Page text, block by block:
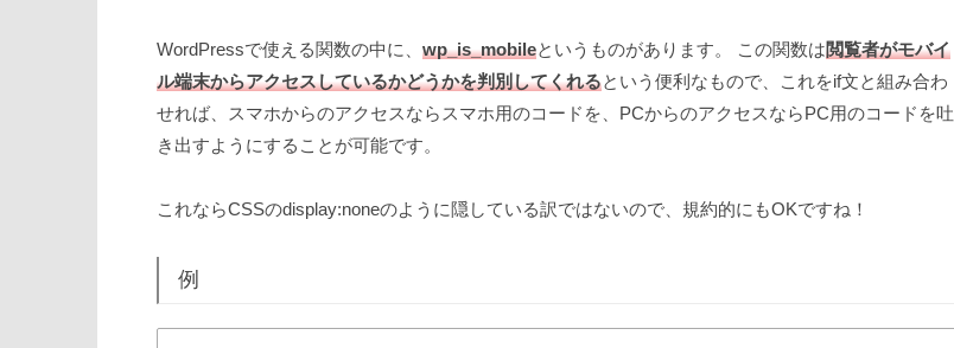
WordPressで使える関数の中に、 wp_is_mobileというものがあります。 この関数は閲覧者がモバイ
ル端末からアクセスしているかどうかを判別してくれるという便利なもので、これをif文と組み合わ
せれば、スマホからのアクセスならスマホ用のコードを、PCからのアクセスならPC用のコードを吐
き出すようにすることが可能です。
これならCSSのdisplay:noneのように隠している訳ではないので、規約的にもOKですね！
例